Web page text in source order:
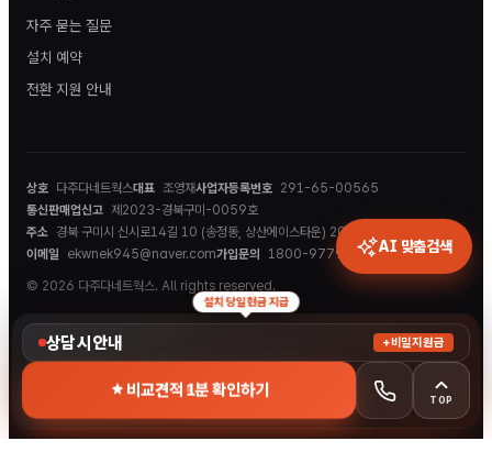
상담 시 안내 +비밀지원금
설치 당일 현금 지급
비교견적 1분 확인하기
TOP
자주 묻는 질문
설치 예약
전환 지원 안내
상호 다주다네트웍스대표 조영재사업자등록번호 291-65-00565
통신판매업신고 제2023-경북구미-0059호
주소 경북 구미시 신시로14길 10 (송정동, 상산에이스타운) 202호
이메일
ekwnek945@naver.com가입문의 1800-9779
© 2026 다주다네트웍스. All rights reserved.
AI 맞춤검색